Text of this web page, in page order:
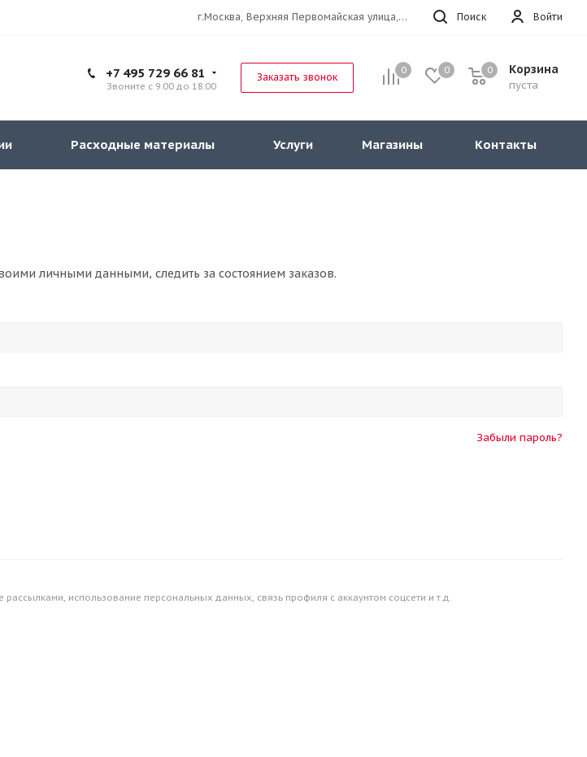
Войти
Поиск
г.Москва, Верхняя Первомайская улица, 47к11 офис 214
0 0 Корзина
пуста
0
+7 495 729 66 81
Звоните с 9:00 до 18:00
Заказать звонок
Расходные материалы Услуги Магазины Контакты
личными данными, следить за состоянием заказов.
Забыли пароль?
рассылками, использование персональных данных, связь профиля с аккаунтом соцсети и т.д.